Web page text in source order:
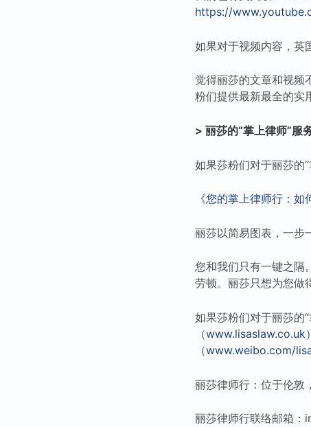
https://
如果对于视频内容，英
觉得丽莎的文章和视频
粉们提供最新最全的实
> 丽莎的“掌上律师”服
如果莎粉们对于丽莎的
《您的掌上律师行：如
丽莎以简易图表，一步
您和我们只有一键之隔
劳顿。丽莎只想为您做
如果莎粉们对于丽莎的
（www.lisaslaw.co.uk
（www.weibo.com/
丽莎律师行：位于伦敦
丽莎律师行联络邮箱